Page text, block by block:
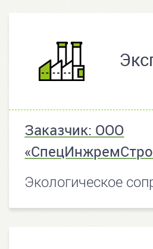
Заказчик: ООО
Экологическое